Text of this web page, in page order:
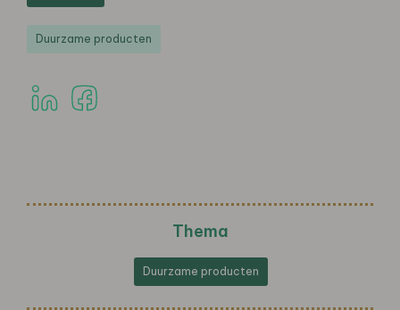
Duurzame producten
Thema
Duurzame producten